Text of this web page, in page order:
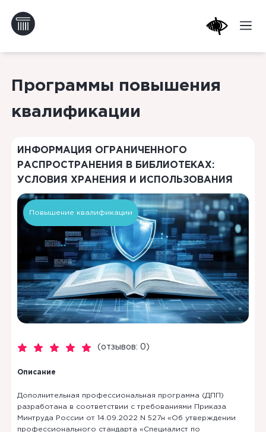
Программы повышения
квалификации
ИНФОРМАЦИЯ ОГРАНИЧЕННОГО
РАСПРОСТРАНЕНИЯ В БИБЛИОТЕКАХ:
УСЛОВИЯ ХРАНЕНИЯ И ИСПОЛЬЗОВАНИЯ
Повышение квалификации
(отзывов: 0)
Описание
Дополнительная профессиональная программа (ДПП)
разработана в соответствии с требованиями Приказа
Минтруда России от 14.09.2022 N 527н «Об утверждении
профессионального стандарта «Специалист по